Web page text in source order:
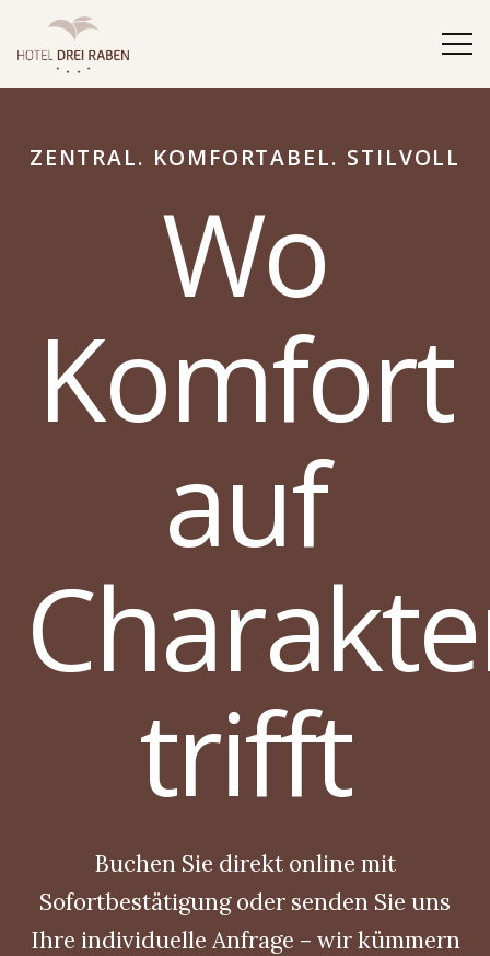
ZENTRAL. KOMFORTABEL. STILVOLL
Wo
Komfort
auf
trifft
Buchen Sie direkt online mit
Sofortbestätigung oder senden Sie uns
Ihre individuelle Anfrage – wir kümmern